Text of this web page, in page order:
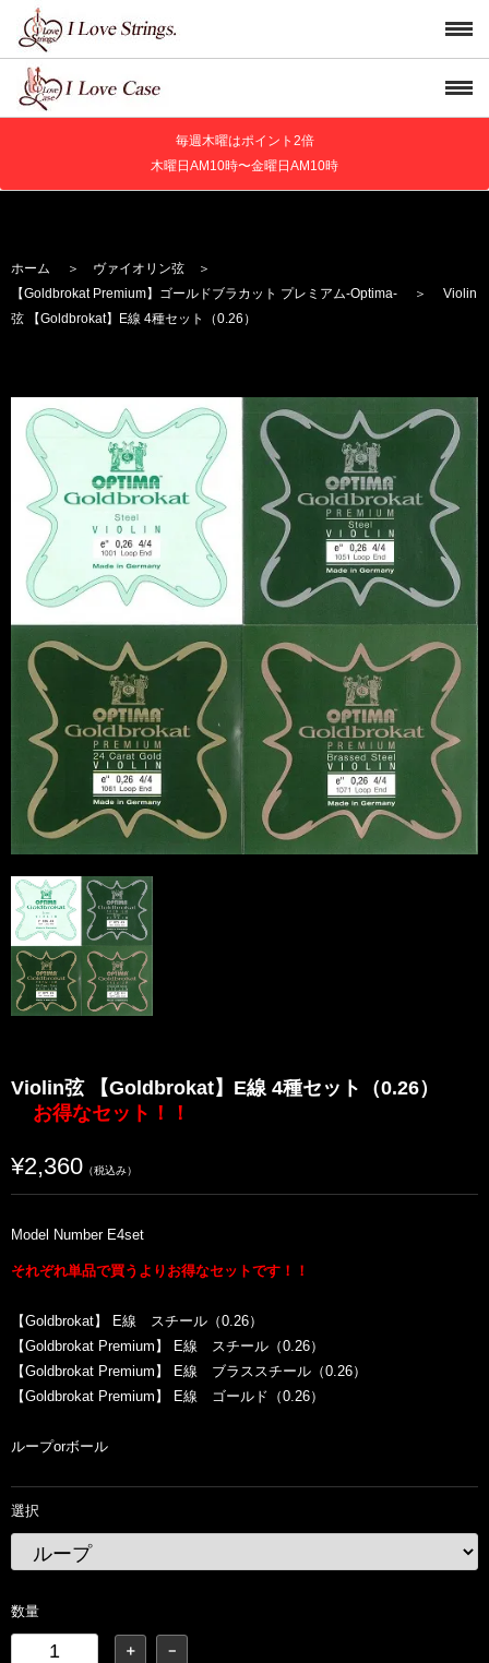
毎週木曜はポイント2倍
木曜日AM10時〜金曜日AM10時
ホーム ＞ ヴァイオリン弦 ＞
【Goldbrokat Premium】 ゴールドブラカット プレミアム-Optima- ＞ Violin
弦 【Goldbrokat】E線 4種セット（0.26）
Violin弦 【Goldbrokat】E線 4種セット（0.26）
お得なセット！！
¥2,360 （税込み）
Model Number E4set
それぞれ単品で買うよりお得なセットです！！
【Goldbrokat】 E線 スチール（0.26）
【Goldbrokat Premium】 E線 スチール（0.26）
【Goldbrokat Premium】 E線 ブラススチール（0.26）
【Goldbrokat Premium】 E線 ゴールド（0.26）
ループorボール
選択
数量
＋ －